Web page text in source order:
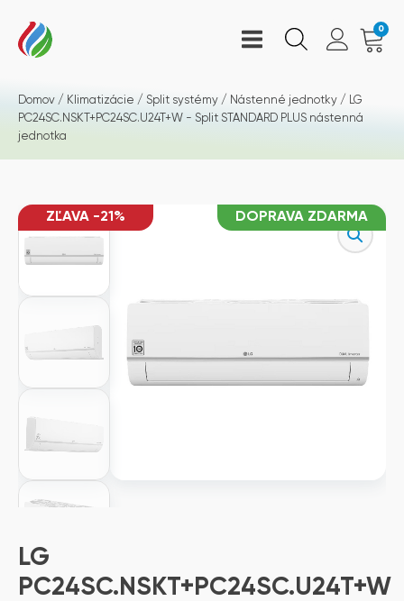
0
Domov / Klimatizácie / Split systémy / Nástenné jednotky / LG
PC24SC.NSKT+PC24SC.U24T+W - Split STANDARD PLUS nástenná
jednotka
ZĽAVA -21% DOPRAVA ZDARMA
LG
PC24SC.NSKT+PC24SC.U24T+W